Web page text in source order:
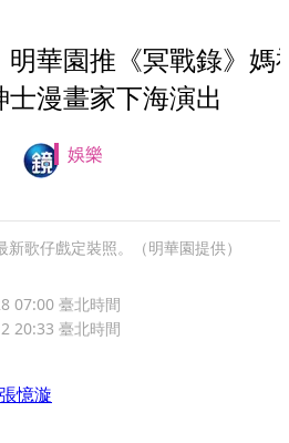
明華園推《冥戰錄》媽
漫畫家下海演出
娛樂
新歌仔戲定裝照。（明華園提供）
07:00 臺北時間
20:33 臺北時間
張憶漩